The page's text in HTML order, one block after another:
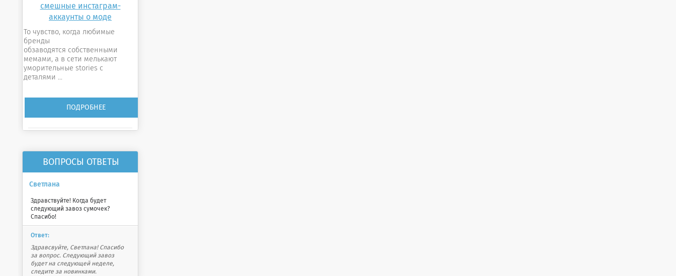
смешные инстаграм-
аккаунты о моде
То чувство, когда любимые
бренды
обзаводятся собственными
мемами, а в сети мелькают
уморительные stories с
деталями ...
ПОДРОБНЕЕ
ВОПРОСЫ ОТВЕТЫ
Светлана
Здравствуйте! Когда будет
следующий завоз сумочек?
Спасибо!
Ответ:
Здравсвуйте, Светлана! Спасибо
за вопрос. Следующий завоз
будет на следующей неделе,
следите за новинками.